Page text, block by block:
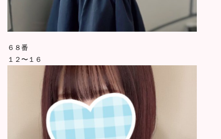
６８番
１２〜１６